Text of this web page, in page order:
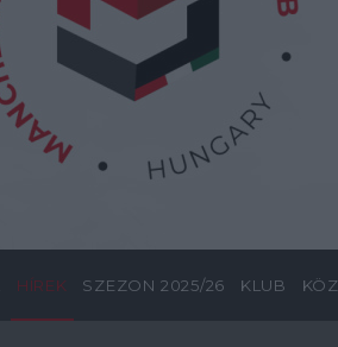
HÍREK SZEZON 2025/26 KLUB